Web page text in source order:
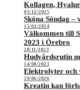
Kollagen,
05/12/2025
Sköna Söndag –
15/02/2024
Välkommen till
2023 i Örebro
28/11/2023
Hudvårdsrutin
14/08/2023
Elektrolyter och
29/06/2026
Kreatin kan